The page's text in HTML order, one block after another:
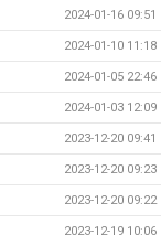
2024-01-16 09:51
2024-01-10 11:18
2024-01-05 22:46
2024-01-03 12:09
2023-12-20 09:41
2023-12-20 09:23
2023-12-20 09:22
2023-12-19 10:06